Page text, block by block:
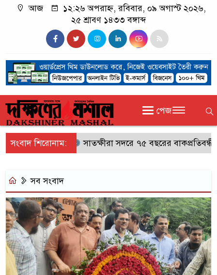
আজ
১২:২৬ অপরাহ্ন, রবিবার, ০৯ অগাস্ট ২০২৬,
২৫ শ্রাবণ ১৪৩৩ বঙ্গাব্দ
পেজ
সংবাদ শিরোনাম: সাতক্ষীরা সদরে ৭৫ বছরের বাকপ্রতিবন্ধী
সব সংবাদ